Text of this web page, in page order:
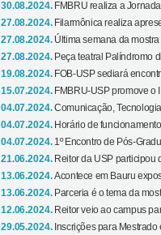
30.08.2024. FMBRU realiza a
27.08.2024. Filarmônica realiza
27.08.2024. Última semana da
27.08.2024. Peça teatral Palíndromo
19.08.2024. FOB-USP sediará
15.07.2024. FMBRU-USP promove o
04.07.2024.Comunicação,
04.07.2024. Horário de
04.07.2024. 1º Encontro de Pós-
21.06.2024. Reitor da USP participou
13.06.2024.Acontece em Bauru
13.06.2024. Parceria é o tema da
12.06.2024. Reitor veio ao campus
29.05.2024. Inscrições para